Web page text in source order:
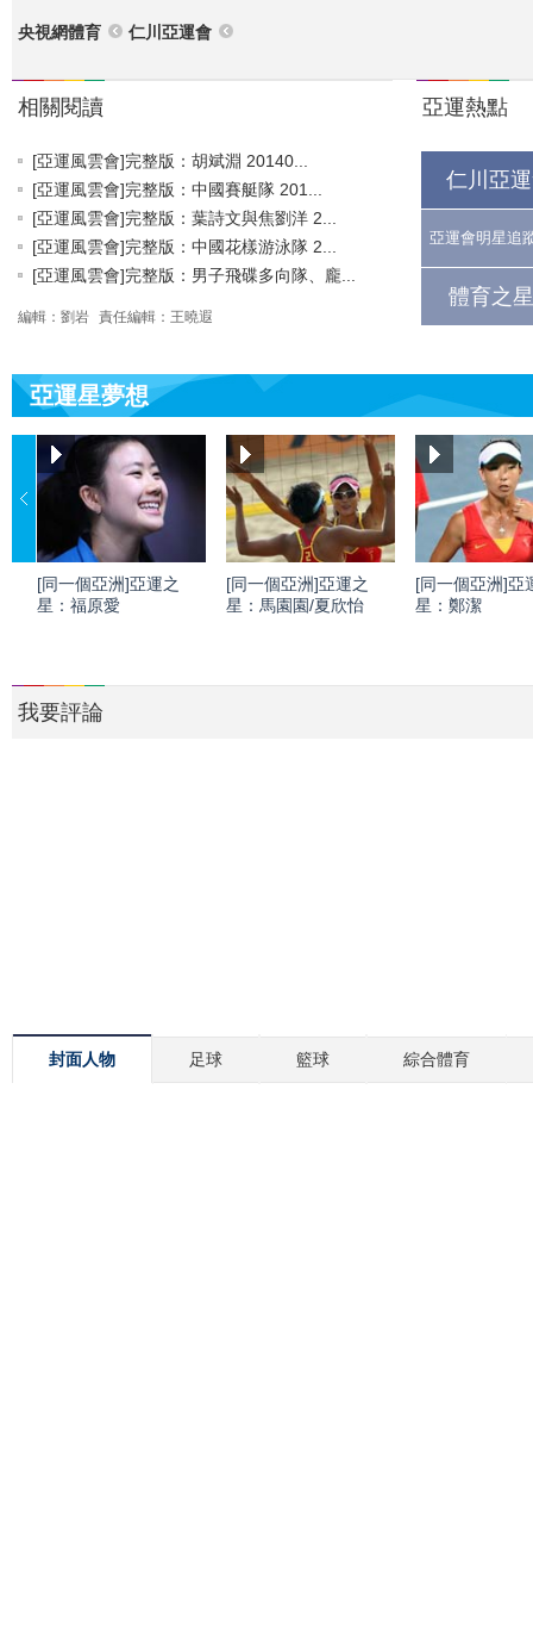
央視網體育 仁川亞運會
相關閱讀
[亞運風雲會]完整版：胡斌淵 20140...
[亞運風雲會]完整版：中國賽艇隊 201...
[亞運風雲會]完整版：葉詩文與焦劉洋 2...
[亞運風雲會]完整版：中國花樣游泳隊 2...
[亞運風雲會]完整版：男子飛碟多向隊、龐...
編輯：劉岩 責任編輯：王曉遐
亞運熱點
仁川亞
亞運會明星追
體育之
亞運星夢想
[同一個亞洲]亞運之
星：福原愛
[同一個亞洲]亞運之
星：馬園園/夏欣怡
[同一個亞洲]亞
星：鄭潔
我要評論
封面人物 足球 籃球 綜合體育